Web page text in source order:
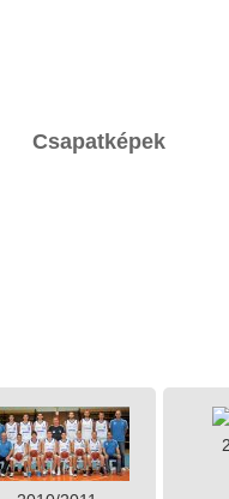
Csapatképek